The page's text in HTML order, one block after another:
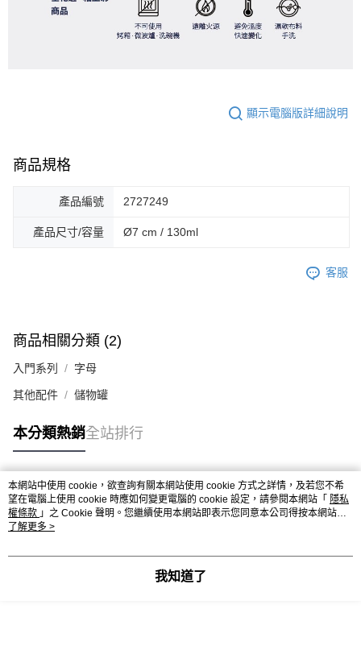
顯示電腦版詳細說明
商品規格
產品編號 2727249
產品尺寸/容量 Ø7 cm / 130ml
客服
商品相關分類 (2)
入門系列 字母
其他配件 儲物罐
本分類熱銷全站排行
熱門標籤
本網站中使用 cookie，欲查詢有關本網站使用 cookie 方式之詳情，及若您不希
望在電腦上使用 cookie 時應如何變更電腦的 cookie 設定，請參閱本網站「 隱私
權條款 」之 Cookie 聲明。您繼續使用本網站即表示您同意本公司得按本網站使
用條款之 Cookie 聲明使用 cookie。
了解更多 >
我知道了